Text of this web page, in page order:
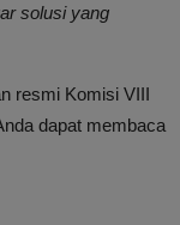
solusi yang
resmi Komisi VIII
dapat membaca